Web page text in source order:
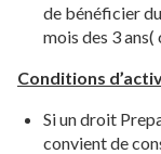
de bénéficier
mois des 3
Conditions
Si un droit
convient de